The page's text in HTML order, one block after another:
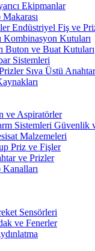
Ekipmanlar
Endüstriyel Fiş ve
Kombinasyon Kutuları
Buton ve Buat Kutuları
Sistemleri
Sıva Üstü
ve Aspiratörler
Güvenlik
Malzemeleri
Priz ve Fişler
ve Prizler
Sensörleri
ve Fenerler